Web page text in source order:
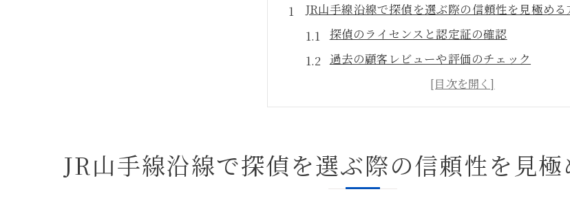
JR山手線沿線で探偵を選ぶ際の信頼性を見極める
探偵のライセンスと認定証の確認
過去の顧客レビューや評価のチェック
探偵事務所の歴史と実績を調べる
探偵との初回面談で信頼性を判断する方法
探偵事務所の所在地とアクセスの確認
探偵選びに失敗しないための料金体系の確認ポイ
JR山手線沿線で探偵を選ぶ際の信頼性を見